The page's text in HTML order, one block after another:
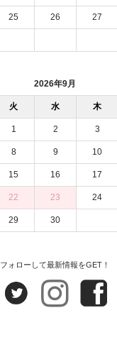
25 26 27
2026年9月
火 水 木
1 2 3
8 9 10
15 16 17
22 23 24
29 30
フォローして最新情報をGET！